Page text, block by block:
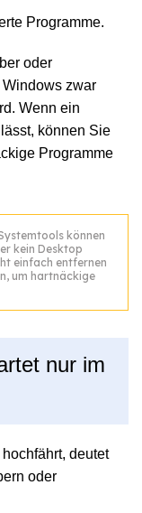
Programme.
oder
zwar
Wenn ein
können Sie
Programme
können
kein Desktop
einfach entfernen
um hartnäckige
nur im
hochfährt, deutet
oder